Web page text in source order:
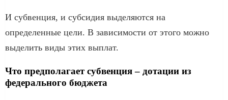
И субвенция, и субсидия выделяются на
определенные цели. В зависимости от этого можно
выделить виды этих выплат.
Что предполагает субвенция – дотации из
федерального бюджета